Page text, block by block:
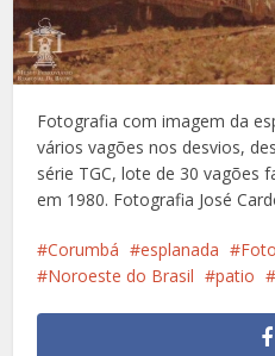
Fotografia com imagem da
vários vagões nos desvios,
série TGC, lote de 30 vagões
em 1980. Fotografia José
Corumbá esplanada
Noroeste do Brasil
patio